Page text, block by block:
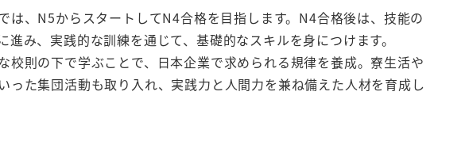
は、N5からスタートしてN4合格を目指します。N4合格後は、技能の
進み、実践的な訓練を通じて、基礎的なスキルを身につけます。
校則の下で学ぶことで、日本企業で求められる規律を養成。寮生活や
った集団活動も取り入れ、実践力と人間力を兼ね備えた人材を育成し